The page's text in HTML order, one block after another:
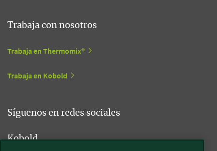
Trabaja con nosotros
Trabaja en Thermomix®
Trabaja en Kobold
Síguenos en redes sociales
Kobold